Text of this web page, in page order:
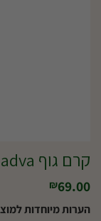
קרם גוף adva
₪69.00
הערות מיוחדות